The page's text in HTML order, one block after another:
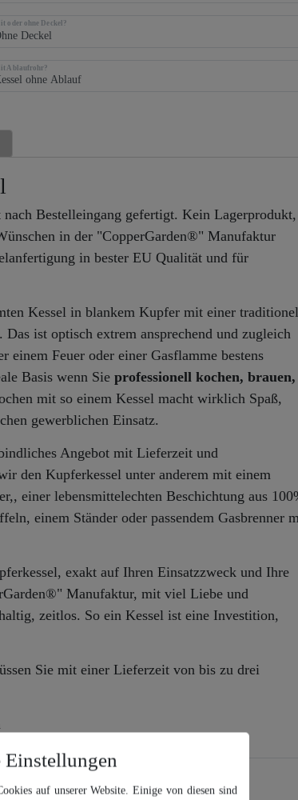
oder ohne Deckel?
Ablaufrohr?
Bestelleingang gefertigt. Kein Lagerprodukt,
in der "CopperGarden®" Manufaktur
in bester EU Qualität und für
Kessel in blankem Kupfer mit einer
ist optisch extrem ansprechend und zugleich
Feuer oder einer Gasflamme bestens
Basis wenn Sie professionell kochen, brauen,
mit so einem Kessel macht wirklich Spaß,
gewerblichen Einsatz.
Angebot mit Lieferzeit und
den Kupferkessel unter anderem mit einem
einer lebensmittelechten Beschichtung aus
einem Ständer oder passendem Gasbrenner
exakt auf Ihren Einsatzzweck und Ihre
Manufaktur, mit viel Liebe und
zeitlos. So ein Kessel ist eine Investition,
Sie mit einer Lieferzeit von bis zu drei
Einstellungen
auf unserer Website. Einige von diesen sind